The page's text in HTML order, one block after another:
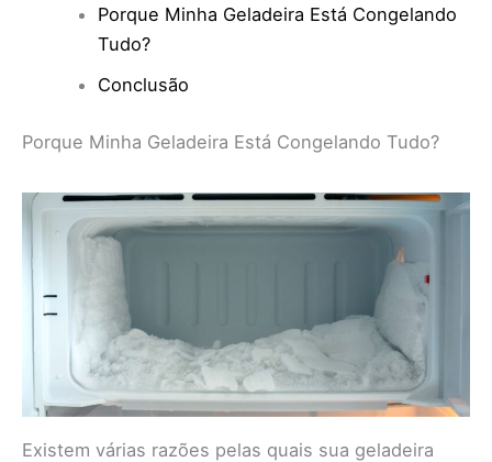
Porque Minha Geladeira Está Congelando
Tudo?
Conclusão
Porque Minha Geladeira Está Congelando Tudo?
Existem várias razões pelas quais sua geladeira